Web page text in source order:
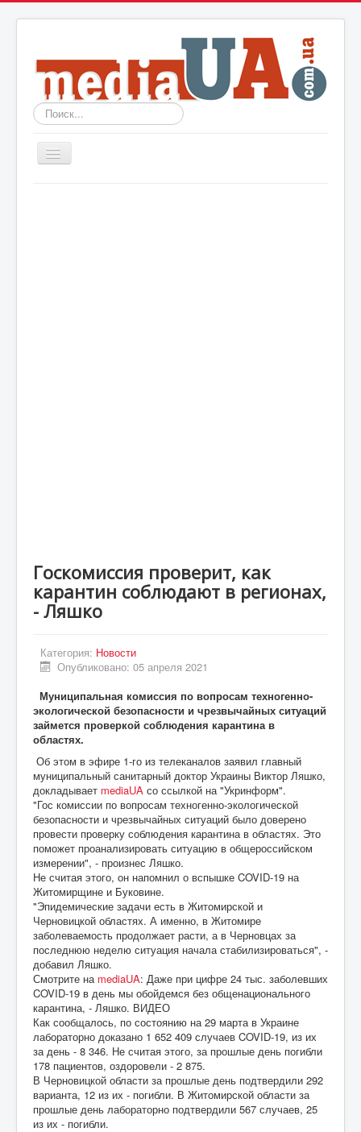
Искать...
Включить/
выключить
Происшествия
UA
DE
PL
Госкомиссия проверит, как
карантин соблюдают в регионах,
- Ляшко
Категория: Новости
Опубликовано: 05 апреля 2021
Муниципальная комиссия по вопросам техногенно-
экологической безопасности и чрезвычайных ситуаций
займется проверкой соблюдения карантина в
областях.
Об этом в эфире 1-го из телеканалов заявил главный
муниципальный санитарный доктор Украины Виктор Ляшко,
докладывает mediaUA со ссылкой на "Укринформ".
"Гос комиссии по вопросам техногенно-экологической
безопасности и чрезвычайных ситуаций было доверено
провести проверку соблюдения карантина в областях. Это
поможет проанализировать ситуацию в общероссийском
измерении", - произнес Ляшко.
Не считая этого, он напомнил о вспышке COVID-19 на
Житомирщине и Буковине.
"Эпидемические задачи есть в Житомирской и
Черновицкой областях. А именно, в Житомире
заболеваемость продолжает расти, а в Черновцах за
последнюю неделю ситуация начала стабилизироваться", -
добавил Ляшко.
Смотрите на mediaUA: Даже при цифре 24 тыс. заболевших
COVID-19 в день мы обойдемся без общенационального
карантина, - Ляшко. ВИДЕО
Как сообщалось, по состоянию на 29 марта в Украине
лабораторно доказано 1 652 409 случаев COVID-19, из их
за день - 8 346. Не считая этого, за прошлые день погибли
178 пациентов, оздоровели - 2 875.
В Черновицкой области за прошлые день подтвердили 292
варианта, 12 из их - погибли. В Житомирской области за
прошлые день лабораторно подтвердили 567 случаев, 25
из их - погибли.